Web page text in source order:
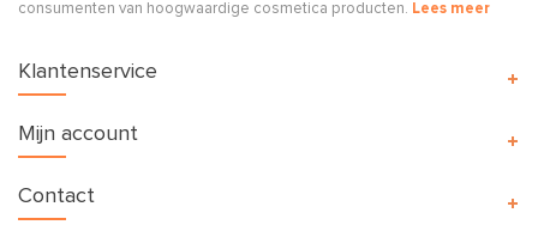
consumenten van hoogwaardige cosmetica producten. Lees meer
Klantenservice
Mijn account
Contact